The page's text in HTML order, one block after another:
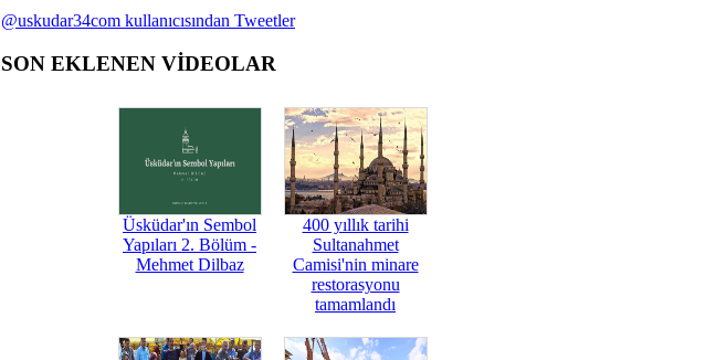
@uskudar34com kullanıcısından Tweetler
SON EKLENEN VİDEOLAR
Üsküdar'ın Sembol
Yapıları 2. Bölüm -
Mehmet Dilbaz
400 yıllık tarihi
Sultanahmet
Camisi'nin minare
restorasyonu
tamamlandı